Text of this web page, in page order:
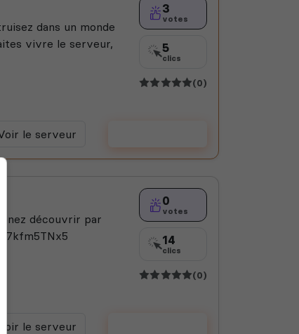
dans un monde
vivre le serveur,
3
votes
5
clics
(0)
le serveur
découvrir par
7kfm5TNx5
0
votes
14
clics
(0)
Voir le serveur